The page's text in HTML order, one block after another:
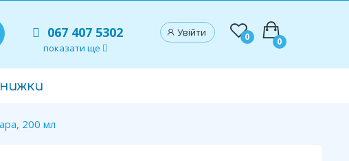
067 407 5302
показати ще
Увійти 0 0
200 мл